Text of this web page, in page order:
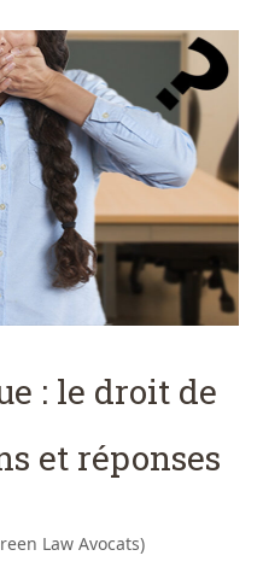
: le droit de
et réponses
Law Avocats)